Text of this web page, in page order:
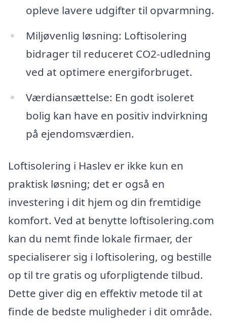
opleve lavere udgifter til opvarmning.
Miljøvenlig løsning: Loftisolering
bidrager til reduceret CO2-udledning
ved at optimere energiforbruget.
Værdiansættelse: En godt isoleret
bolig kan have en positiv indvirkning
på ejendomsværdien.
Loftisolering i Haslev er ikke kun en
praktisk løsning; det er også en
investering i dit hjem og din fremtidige
komfort. Ved at benytte loftisolering.com
kan du nemt finde lokale firmaer, der
specialiserer sig i loftisolering, og bestille
op til tre gratis og uforpligtende tilbud.
Dette giver dig en effektiv metode til at
finde de bedste muligheder i dit område.